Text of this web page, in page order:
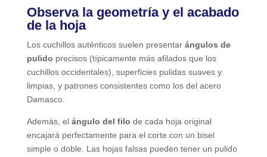
Observa la geometría y el acabado
de la hoja
Los cuchillos auténticos suelen presentar ángulos de
pulido precisos (típicamente más afilados que los
cuchillos occidentales), superficies pulidas suaves y
limpias, y patrones consistentes como los del acero
Damasco.
Además, el ángulo del filo de cada hoja original
encajará perfectamente para el corte con un bisel
simple o doble. Las hojas falsas pueden tener un pulido